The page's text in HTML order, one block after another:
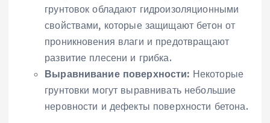
грунтовок обладают гидроизоляционными
свойствами, которые защищают бетон от
проникновения влаги и предотвращают
развитие плесени и грибка.
Выравнивание поверхности: Некоторые
грунтовки могут выравнивать небольшие
неровности и дефекты поверхности бетона.